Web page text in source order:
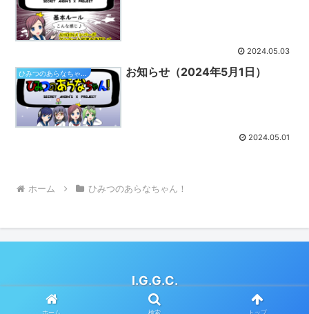
2024.05.03
お知らせ（2024年5月1日）
2024.05.01
ホーム ひみつのあらなちゃん！
I.G.G.C.
© 2019 I.G.G.C..
ホーム 検索 トップ